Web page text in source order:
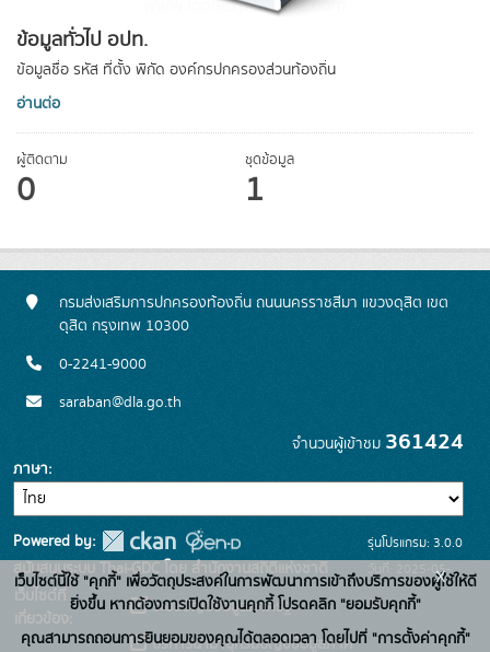
ข้อมูลทั่วไป อปท.
ข้อมูลชื่อ รหัส ที่ตั้ง พิกัด องค์กรปกครองส่วนท้องถิ่น
อ่านต่อ
ผู้ติดตาม
0
ชุดข้อมูล
1
กรมส่งเสริมการปกครองท้องถิ่น ถนนนครราชสีมา แขวงดุสิต เขต
ดุสิต กรุงเทพ 10300
0-2241-9000
saraban@dla.go.th
จำนวนผู้เข้าชม 361424
ภาษา
Powered by:
สนับสนุนระบบ Thai-GDC โดย สำนักงานสถิติแห่งชาติ
เว็บไซต์ที่
เกี่ยวข้อง:
ระบบบัญชีข้อมูลภาครัฐ
บริการนามานุกรมบัญชีข้อมูลภาค
รุ่นโปรแกรม: 3.0.0
วันที่: 2025-05-
30
เว็บไซต์นี้ใช้ "คุกกี้" เพื่อวัตถุประสงค์ในการพัฒนาการเข้าถึงบริการของผู้ใช้ให้ดี
ยิ่งขึ้น หากต้องการเปิดใช้งานคุกกี้ โปรดคลิก "ยอมรับคุกกี้"
คุณสามารถถอนการยินยอมของคุณได้ตลอดเวลา โดยไปที่ "การตั้งค่าคุกกี้"
x